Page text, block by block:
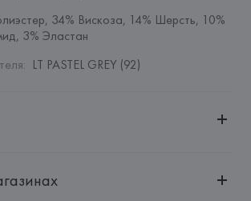
34% Вискоза, 14% Шерсть, 10%
3% Эластан
: LT PASTEL GREY (92)